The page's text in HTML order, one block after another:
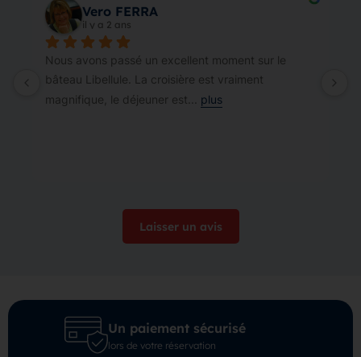
Vero FERRA
il y a 2 ans
Nous avons passé un excellent moment sur le
bâteau Libellule. La croisière est vraiment
magnifique, le déjeuner est
plus
Laisser un avis
Un paiement sécurisé
lors de votre réservation